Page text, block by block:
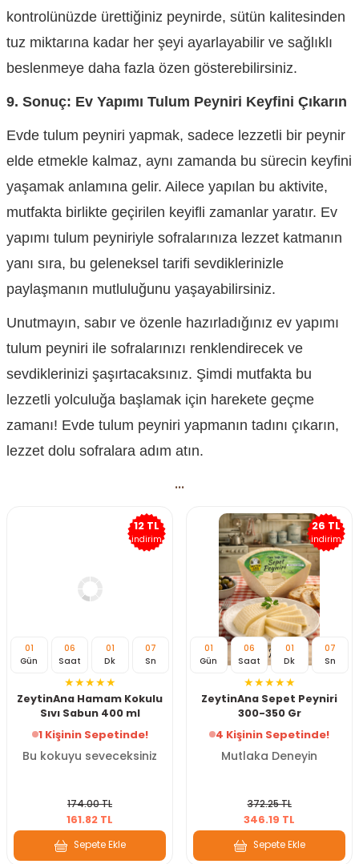
kontrolünüzde ürettiğiniz peynirde, sütün kalitesinden
tuz miktarına kadar her şeyi ayarlayabilir ve sağlıklı
beslenmeye daha fazla özen gösterebilirsiniz.
9. Sonuç: Ev Yapımı Tulum Peyniri Keyfini Çıkarın
Evde tulum peyniri yapmak, sadece lezzetli bir peynir
elde etmekle kalmaz, aynı zamanda bu sürecin keyfini
yaşamak anlamına gelir. Ailece yapılan bu aktivite,
mutfakta birlikte geçirilen keyifli zamanlar yaratır. Ev
yapımı tulum peyniriyle sofralarınıza lezzet katmanın
yanı sıra, bu geleneksel tarifi sevdiklerinizle
paylaşmanın mutluluğunu yaşayabilirsiniz.
Unutmayın, sabır ve özenle hazırladığınız ev yapımı
tulum peyniri ile sofralarınızı renklendirecek ve
sevdiklerinizi şaşırtacaksınız. Şimdi mutfakta bu
lezzetli yolculuğa başlamak için harekete geçme
zamanı! Evde tulum peyniri yapmanın tadını çıkarın,
lezzet dolu sofralara adım atın.
...
12 TL
indirim
01
Gün
06
Saat
01
Dk
07
Sn
ZeytinAna Hamam Kokulu
Sıvı Sabun 400 ml
1 Kişinin Sepetinde!
Bu kokuyu seveceksiniz
174.00 TL
161.82 TL
Sepete Ekle
26 TL
indirim
01
Gün
06
Saat
01
Dk
07
Sn
ZeytinAna Sepet Peyniri
300-350 Gr
4 Kişinin Sepetinde!
Mutlaka Deneyin
372.25 TL
346.19 TL
Sepete Ekle